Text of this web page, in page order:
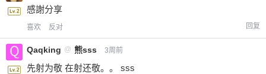
感謝分享
喜欢 反对 回复
Qaqking @ 熊sss 3周前
先射为敬 在射还敬。。 sss